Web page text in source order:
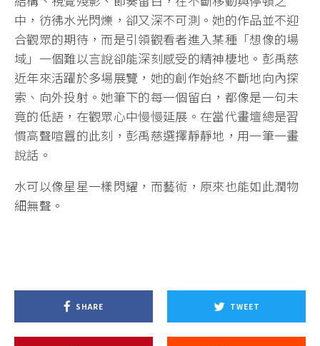
中，彷彿水光閃爍，卻又深不可測。她的作品並不迎
合觀眾的期待，而是引領觀看者進入某種「想像的場
域」一個難以言說卻能深刻感受的精神棲地。彭禹慈
近年來活躍於多場展覽，她的創作始終不斷地向內探
索、向外投射。她筆下的每一個留白，都像是一句未
竟的低語，在觀眾心中慢慢延展。在當代畫壇總是習
慣高聲喧囂的此刻，彭禹慈選擇靜靜地，用一筆一畫
說話。
水可以像星星一樣閃耀，而藝術，原來也能如此潤物
細無聲。
SHARE TWEET